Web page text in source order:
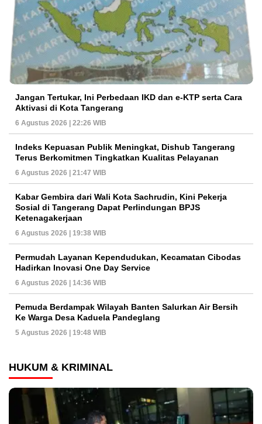
Jangan Tertukar, Ini Perbedaan IKD dan e-KTP serta Cara
Aktivasi di Kota Tangerang
6 Agustus 2026 | 22:26 WIB
Indeks Kepuasan Publik Meningkat, Dishub Tangerang
Terus Berkomitmen Tingkatkan Kualitas Pelayanan
6 Agustus 2026 | 21:47 WIB
Kabar Gembira dari Wali Kota Sachrudin, Kini Pekerja
Sosial di Tangerang Dapat Perlindungan BPJS
Ketenagakerjaan
6 Agustus 2026 | 19:38 WIB
Permudah Layanan Kependudukan, Kecamatan Cibodas
Hadirkan Inovasi One Day Service
6 Agustus 2026 | 14:36 WIB
Pemuda Berdampak Wilayah Banten Salurkan Air Bersih
Ke Warga Desa Kaduela Pandeglang
5 Agustus 2026 | 19:48 WIB
HUKUM & KRIMINAL